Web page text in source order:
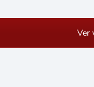
Ver